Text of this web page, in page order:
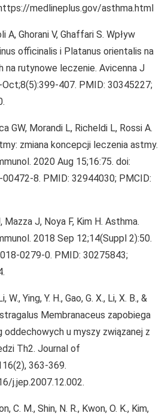
medlineplus.gov/asthma.html
A, Ghorani V, Ghaffari S. Wpływ
officinalis i Platanus orientalis na
rutynowe leczenie. Avicenna J
407. PMID: 30345227;
GW, Morandi L, Richeldi L, Rossi A.
zmiana koncepcji leczenia astmy.
2020 Aug 15;16:75. doi:
8. PMID: 32944030; PMCID:
J, Noya F, Kim H. Asthma.
2018 Sep 12;14(Suppl 2):50.
0279-0. PMID: 30275843;
W., Ying, Y. H., Gao, G. X., Li, X. B., &
Membranaceus zapobiega
u myszy związanej z
Th2. Journal of
363-369.
j.jep.2007.12.002.
C. M., Shin, N. R., Kwon, O. K., Kim,